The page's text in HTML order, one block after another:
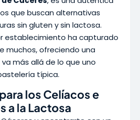
que buscan alternativas
sin gluten y sin lactosa.
establecimiento ha capturado
muchos, ofreciendo una
más allá de lo que uno
típica.
los Celíacos e
a la Lactosa